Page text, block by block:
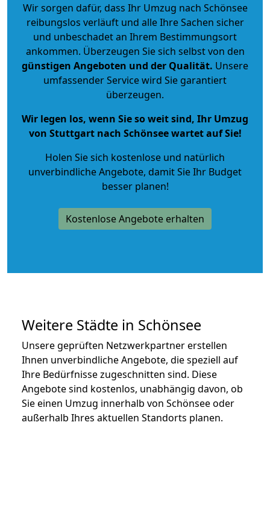
Wir sorgen dafür, dass Ihr Umzug nach Schönsee
reibungslos verläuft und alle Ihre Sachen sicher
und unbeschadet an Ihrem Bestimmungsort
ankommen. Überzeugen Sie sich selbst von den
günstigen Angeboten und der Qualität. Unsere
umfassender Service wird Sie garantiert
überzeugen.
Wir legen los, wenn Sie so weit sind, Ihr Umzug
von Stuttgart nach Schönsee wartet auf Sie!
Holen Sie sich kostenlose und natürlich
unverbindliche Angebote, damit Sie Ihr Budget
besser planen!
Kostenlose Angebote erhalten
Weitere Städte in Schönsee
Unsere geprüften Netzwerkpartner erstellen
Ihnen unverbindliche Angebote, die speziell auf
Ihre Bedürfnisse zugeschnitten sind. Diese
Angebote sind kostenlos, unabhängig davon, ob
Sie einen Umzug innerhalb von Schönsee oder
außerhalb Ihres aktuellen Standorts planen.